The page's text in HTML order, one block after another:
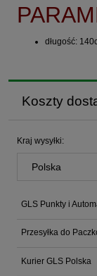
długość:
Koszty
Cena nie zawiera
Kraj wysyłki:
GLS Punkty i
Przesyłka do
Kurier GLS Polska